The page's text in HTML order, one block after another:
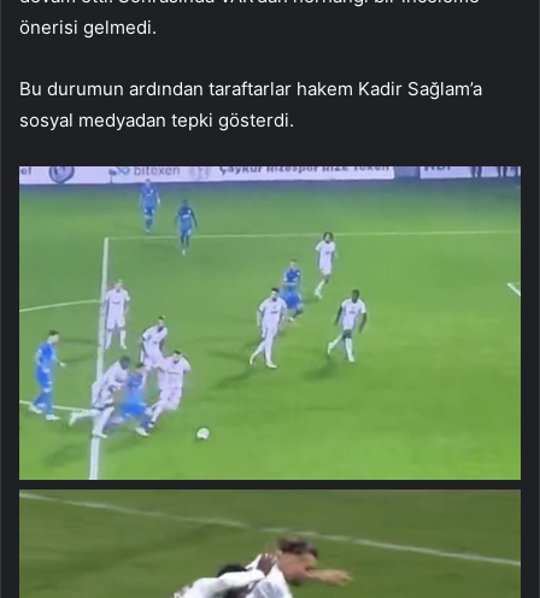
önerisi gelmedi.
Bu durumun ardından taraftarlar hakem Kadir Sağlam’a
sosyal medyadan tepki gösterdi.